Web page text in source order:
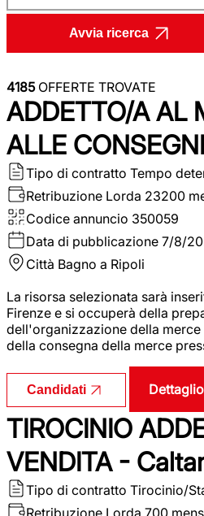
Avvia ricerca
4185OFFERTE TROVATE
ADDETTO/A AL
ALLE
Tipo di contratto Tempo
Retribuzione Lorda 23200
Codice annuncio 350059
Data di pubblicazione 7/8/
Città Bagno a Ripoli
La risorsa selezionata sarà
Firenze e si occuperà della
dell'organizzazione della
della consegna della merce
Candidati
TIROCINIO
VENDITA -
Tipo di contratto Tirocinio/
Retribuzione Lorda 700